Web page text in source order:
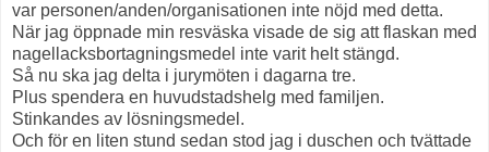
var personen/anden/organisationen inte nöjd med detta.
När jag öppnade min resväska visade de sig att flaskan med
nagellacksbortagningsmedel inte varit helt stängd.
Så nu ska jag delta i jurymöten i dagarna tre.
Plus spendera en huvudstadshelg med familjen.
Stinkandes av lösningsmedel.
Och för en liten stund sedan stod jag i duschen och tvättade